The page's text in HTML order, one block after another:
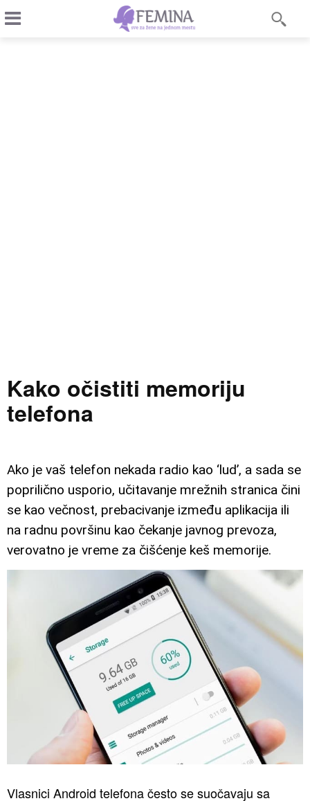
Kako očistiti memoriju
telefona
Ako je vaš telefon nekada radio kao ‘lud’, a sada se
poprilično usporio, učitavanje mrežnih stranica čini
se kao večnost, prebacivanje između aplikacija ili
na radnu površinu kao čekanje javnog prevoza,
verovatno je vreme za čišćenje keš memorije.
Vlasnici Android telefona često se suočavaju sa